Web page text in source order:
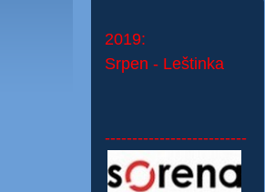
2019:
Srpen - Leštinka
--------------------------